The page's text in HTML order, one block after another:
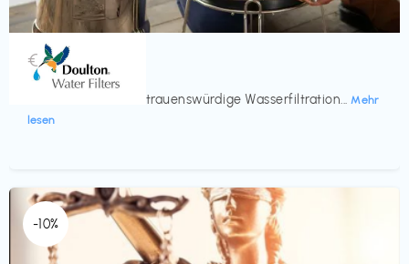
Küche & Haushalt
Doulton
Seit 200 Jahren vertrauenswürdige Wasserfiltration... Mehr
lesen
€‎
-10%